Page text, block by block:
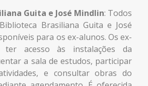
Guita e José Mindlin: Todos
Brasiliana Guita e José
para os ex-alunos. Os ex-
ter acesso às instalações da
a sala de estudos, participar
e consultar obras do